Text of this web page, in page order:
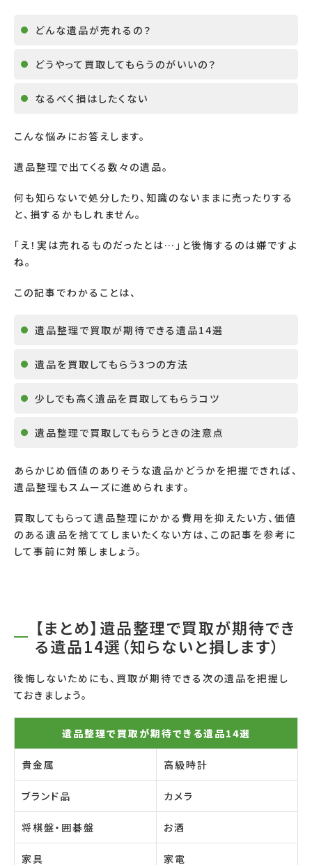
どんな遺品が売れるの？
どうやって買取してもらうのがいいの？
なるべく損はしたくない
こんな悩みにお答えします。
遺品整理で出てくる数々の遺品。
何も知らないで処分したり、知識のないままに売ったりする
と、損するかもしれません。
「え！実は売れるものだったとは… 」と後悔するのは嫌ですよ
ね。
この記事でわかることは、
遺品整理で買取が期待できる遺品14選
遺品を買取してもらう3 つの方法
少しでも高く遺品を買取してもらうコツ
遺品整理で買取してもらうときの注意点
あらかじめ価値のありそうな遺品かどうかを把握できれば、
遺品整理もスムーズに進められます。
買取してもらって遺品整理にかかる費用を抑えたい方、価値
のある遺品を捨ててしまいたくない方は、この記事を参考に
して事前に対策しましょう。
【まとめ】遺品整理で買取が期待でき
る遺品14選（知らないと損します）
後悔しないためにも、買取が期待できる次の遺品を把握し
ておきましょう。
遺品整理で買取が期待できる遺品14選
貴金属 高級時計
ブランド品 カメラ
将棋盤・囲碁盤 お酒
家具 家電